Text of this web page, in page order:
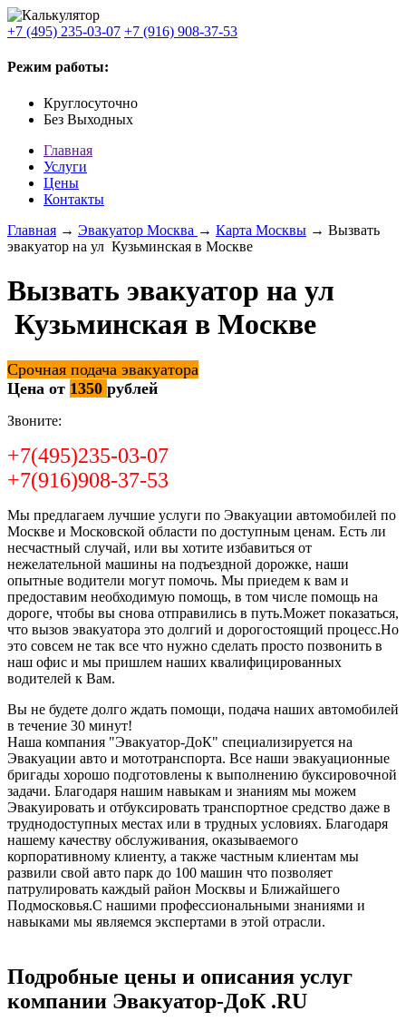
+7 (495) 235-03-07 +7 (916) 908-37-53
Режим работы:
Круглосуточно
Без Выходных
Главная
Услуги
Цены
Контакты
Главная → Эвакуатор Москва → Карта Москвы → Вызвать
эвакуатор на ул Кузьминская в Москве
Вызвать эвакуатор на ул
Кузьминская в Москве
Срочная подача эвакуатора
Цена от 1350 рублей
Звоните:
+7(495)235-03-07
+7(916)908-37-53
Мы предлагаем лучшие услуги по Эвакуации автомобилей по
Москве и Московской области по доступным ценам. Есть ли
несчастный случай, или вы хотите избавиться от
нежелательной машины на подъездной дорожке, наши
опытные водители могут помочь. Мы приедем к вам и
предоставим необходимую помощь, в том числе помощь на
дороге, чтобы вы снова отправились в путь.Может показаться,
что вызов эвакуатора это долгий и дорогостоящий процесс.Но
это совсем не так все что нужно сделать просто позвонить в
наш офис и мы пришлем наших квалифицированных
водителей к Вам.
Вы не будете долго ждать помощи, подача наших автомобилей
в течение 30 минут!
Наша компания "Эвакуатор-ДоК" специализируется на
Эвакуации авто и мототранспорта. Все наши эвакуационные
бригады хорошо подготовлены к выполнению буксировочной
задачи. Благодаря нашим навыкам и знаниям мы можем
Эвакуировать и отбуксировать транспортное средство даже в
труднодоступных местах или в трудных условиях. Благодаря
нашему качеству обслуживания, оказываемого
корпоративному клиенту, а также частным клиентам мы
развили свой авто парк до 100 машин что позволяет
патрулировать каждый район Москвы и Ближайшего
Подмосковья.С нашими профессиональными знаниями и
навыками мы являемся экспертами в этой отрасли.
Подробные цены и описания услуг
компании Эвакуатор-ДоК .RU